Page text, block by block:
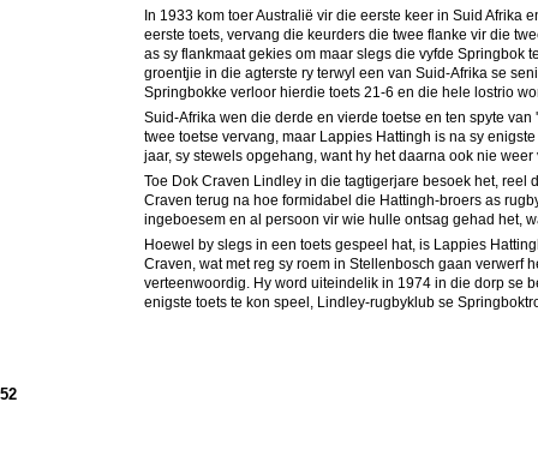
In 1933 kom toer Australië vir die eerste keer in Suid
eerste toets, vervang die keurders die twee flanke vir die
as sy flankmaat gekies om maar slegs die vyfde Springbok
groentjie in die agterste ry terwyl een van Suid-Afrika se
Springbokke verloor hierdie toets 21-6 en die hele lostrio
Suid-Afrika wen die derde en vierde toetse en ten spyte
twee toetse vervang, maar Lappies Hattingh is na sy
jaar, sy stewels opgehang, want hy het daarna ook nie
Toe Dok Craven Lindley in die tagtigerjare besoek het,
Craven terug na hoe formidabel die Hattingh-broers as
ingeboesem en al persoon vir wie hulle ontsag gehad het,
Hoewel by slegs in een toets gespeel hat, is Lappies
Craven, wat met reg sy roem in Stellenbosch gaan verwerf
verteenwoordig. Hy word uiteindelik in 1974 in die dorp se
enigste toets te kon speel, Lindley-rugbyklub se